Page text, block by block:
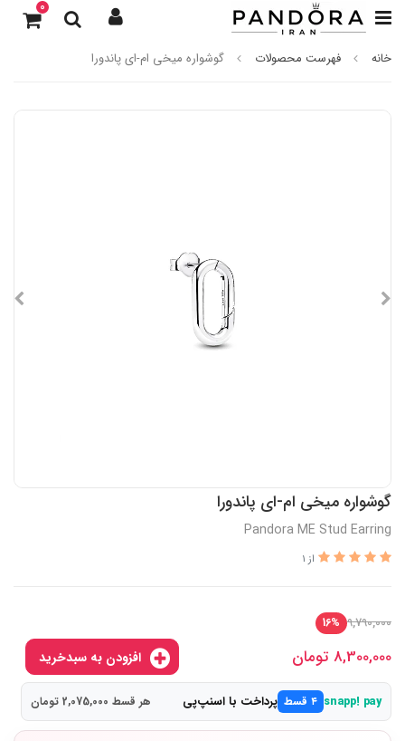
0
خانه فهرست محصولات گوشواره میخی ام-ای پاندورا
گوشواره میخی ام-ای پاندورا
Pandora ME Stud Earring
از 1
9,790,000
16%
8,300,000 تومان
snapp! pay ۴ قسط پرداخت با اسنپ‌پی هر قسط 2,075,000 تومان